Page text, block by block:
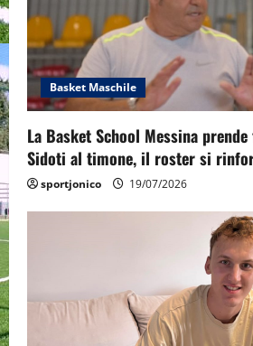
Basket Maschile
La Basket School Messina
Sidoti al timone, il roster si
sportjonico 19/07/2026